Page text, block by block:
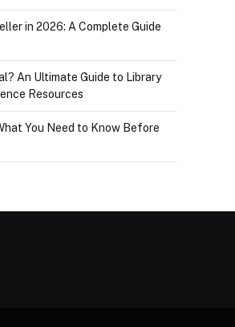
in 2026: A Complete Guide
An Ultimate Guide to Library
Resources
You Need to Know Before